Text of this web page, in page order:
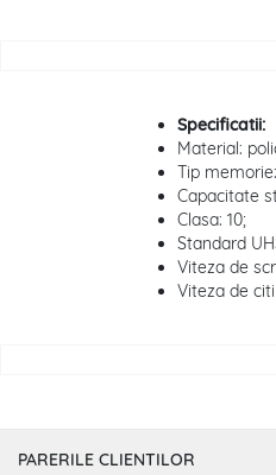
Specificatii:
Material:
Tip
Capacitate
Clasa: 10;
Standard
Viteza de
Viteza de
PARERILE CLIENTILOR